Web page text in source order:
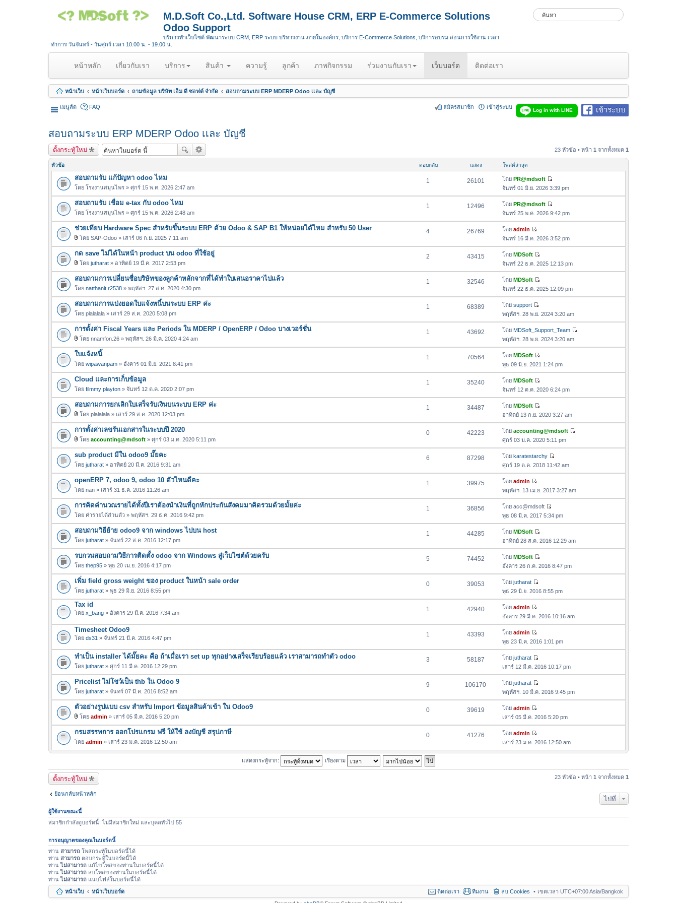
M.D.Soft Co.,Ltd. Software House CRM, ERP E-Commerce Solutions
Odoo Support
บริการทำเว็บไซต์ พัฒนาระบบ CRM, ERP ระบบ บริหารงาน ภายในองค์กร, บริการ E-Commerce Solutions, บริการอบรม สอนการใช้งาน เวลา
ทำการ วันจันทร์ - วันศุกร์ เวลา 10.00 น. - 19.00 น.
หน้าหลัก(
u
r
t
)
เกี่ยวกับเรา บริการ สินค้า ความรู้ ลูกค้า ภาพกิจกรรม ร่วมงานกับเรา เว็บบอร์ด ติดต่อเรา
หน้าเว็บ หน้าเว็บบอร์ด ถามข้อมูล บริษัท เอ็ม ดี ซอฟต์ จำกัด สอบถามระบบ ERP MDERP Odoo เเละ บัญชี
เมนูลัด เข้าระบบ
Log in with LINE
FAQ เข้าสู่ระบบ
สมัครสมาชิก
สอบถามระบบ ERP MDERP Odoo เเละ บัญชี
ตั้งกระทู้ใหม่ 23 หัวข้อ • หน้า 1 จากทั้งหมด 1
หัวข้อ ตอบกลับ แสดง โพสต์ล่าสุด
สอบถามรับ แก้ปัญหา odoo ไหม
โดย โรงงานสมุนไพร » ศุกร์ 15 พ.ค. 2026 2:47 am
1 26101 โดย PR@mdsoft
ดู
ข้
ค
ว
ม
ล่
สุ
จันทร์ 01 มิ.ย. 2026 3:39 pm
สอบถามรับ เชื่อม e-tax กับ odoo ไหม
โดย โรงงานสมุนไพร » ศุกร์ 15 พ.ค. 2026 2:48 am
1 12496 โดย PR@mdsoft
ดู
ข้
ค
ว
ม
ล่
สุ
จันทร์ 25 พ.ค. 2026 9:42 pm
ช่วยเทียบ Hardware Spec สำหรับขึ้นระบบ ERP ด้วย Odoo & SAP B1 ให้หน่อยได้ไหม สำหรับ 50 User
ฟ
ล์
แ
น
บ
โดย SAP-Odoo » เสาร์ 06 ก.ย. 2025 7:11 am
4 26769 โดย admin
ดู
ข้
อ
ค
ว
า
ม
ล่
า
สุ
จันทร์ 16 มี.ค. 2026 3:52 pm
กด save ไม่ได้ในหน้า product บน odoo ที่ใช้อยู่
ฟ
ล์
แ
น
บ
โดย jutharat » อาทิตย์ 19 มี.ค. 2017 2:53 pm
2 43415 โดย MDSoft
ดู
ข้
ค
ว
ม
ล่
า
สุ
จันทร์ 22 ธ.ค. 2025 12:13 pm
สอบถามการเปลี่ยนชื่อบริษัทของลูกค้าหลักจากที่ได้ทำใบเสนอราคาไปแล้ว
โดย natthanit.r2538 » พฤหัสฯ. 27 ส.ค. 2020 4:30 pm
1 32546 โดย MDSoft
ดู
ข้
ค
ว
า
ม
ล่
สุ
จันทร์ 22 ธ.ค. 2025 12:09 pm
สอบถามการแบ่งยอดใบแจ้งหนี้บนระบบ ERP ค่ะ
โดย plalalala » เสาร์ 29 ส.ค. 2020 5:08 pm
1 68389 โดย support
ดู
ข้
อ
ค
ว
า
ม
ล่
า
สุ
พฤหัสฯ. 28 พ.ย. 2024 3:20 am
การตั้งค่า Fiscal Years และ Periods ใน MDERP / OpenERP / Odoo บางเวอร์ชั่น
ฟ
ล์
แ
น
บ
โดย nnamfon.26 » พฤหัสฯ. 26 มี.ค. 2020 4:24 am
1 43692 โดย MDSoft_Support_Team
ข้
ว
ล่
พฤหัสฯ. 28 พ.ย. 2024 3:20 am
ใบแจ้งหนี้
โดย wipawanpam » อังคาร 01 มิ.ย. 2021 8:41 pm
1 70564 โดย MDSoft
ดู
ข้
ค
ว
ม
ล่
า
สุ
พุธ 09 มิ.ย. 2021 1:24 pm
Cloud และการเก็บข้อมูล
โดย filmmy playton » จันทร์ 12 ต.ค. 2020 2:07 pm
1 35240 โดย MDSoft
ดู
ข้
ค
ว
า
ม
ล่
า
สุ
จันทร์ 12 ต.ค. 2020 6:24 pm
สอบถามการยกเลิกใบเสร็จรับเงินบนระบบ ERP ค่ะ
ฟ
ล์
แ
น
บ
โดย plalalala » เสาร์ 29 ส.ค. 2020 12:03 pm
1 34487 โดย MDSoft
ดู
ข้
อ
ค
ว
า
ม
ล่
สุ
อาทิตย์ 13 ก.ย. 2020 3:27 am
การตั้งค่าเลขรันเอกสารในระบบปี 2020
ฟ
ล์
แ
น
บ
โดย accounting@mdsoft » ศุกร์ 03 ม.ค. 2020 5:11 pm
0 42223 โดย accounting@mdsoft
ข้
ว
ม
ล่
ศุกร์ 03 ม.ค. 2020 5:11 pm
sub product มีใน odoo9 มั๊ยคะ
โดย jutharat » อาทิตย์ 20 มี.ค. 2016 9:31 am
6 87298 โดย karatestarchy
ดู
ข้
ค
ว
ม
ล่
สุ
ศุกร์ 19 ต.ค. 2018 11:42 am
openERP 7, odoo 9, odoo 10 ตัวไหนดีคะ
โดย nan » เสาร์ 31 ธ.ค. 2016 11:26 am
1 39975 โดย admin
ดู
ข้
อ
ค
ว
า
ม
ล่
า
สุ
พฤหัสฯ. 13 เม.ย. 2017 3:27 am
การคิดคำนวณรายได้ทั้งปีเราต้องนำเงินที่ถูกหักประกันสังคมมาคิดรวมด้วยมั้ยค่ะ
โดย ค่ารายได้ส่วนตัว » พฤหัสฯ. 29 ธ.ค. 2016 9:42 pm
1 36856 โดย acc@mdsoft
ดู
ข้
ค
ว
ม
ล่
สุ
พุธ 08 มี.ค. 2017 5:34 pm
สอบถามวิธีย้าย odoo9 จาก windows ไปบน host
โดย jutharat » จันทร์ 22 ส.ค. 2016 12:17 pm
1 44285 โดย MDSoft
ดู
ข้
ค
ว
ม
ล่
สุ
อาทิตย์ 28 ส.ค. 2016 12:29 am
รบกวนสอบถามวิธีการติดตั้ง odoo จาก Windows สู่เว็บไซต์ด้วยครับ
โดย thep95 » พุธ 20 เม.ย. 2016 4:17 pm
5 74452 โดย MDSoft
ดู
ข้
ค
ว
ม
ล่
สุ
อังคาร 26 ก.ค. 2016 8:47 pm
เพิ่ม field gross weight ของ product ในหน้า sale order
โดย jutharat » พุธ 29 มิ.ย. 2016 8:55 pm
0 39053 โดย jutharat
ดู
ข้
ค
ว
ม
ล่
สุ
พุธ 29 มิ.ย. 2016 8:55 pm
Tax id
โดย x_bang » อังคาร 29 มี.ค. 2016 7:34 am 1 42940 โดย admin
ดู
ข้
ค
ว
า
ม
ล่
า
สุ
อังคาร 29 มี.ค. 2016 10:16 am
Timesheet Odoo9
โดย ds31 » จันทร์ 21 มี.ค. 2016 4:47 pm 1 43393 โดย admin
ดู
ข้
อ
ค
ว
า
ม
ล่
สุ
พุธ 23 มี.ค. 2016 1:01 pm
ทำเป็น installer ได้มั๊ยคะ คือ ถ้าเมื่อเรา set up ทุกอย่างเสร็จเรียบร้อยแล้ว เราสามารถทำตัว odoo
โดย jutharat » ศุกร์ 11 มี.ค. 2016 12:29 pm
3 58187 โดย jutharat
ดู
ข้
ค
ว
ม
ล่
สุ
ด
เสาร์ 12 มี.ค. 2016 10:17 pm
Pricelist ไม่โชว์เป็น thb ใน Odoo 9
โดย jutharat » จันทร์ 07 มี.ค. 2016 8:52 am
9 106170 โดย jutharat
ดู
ข้
ค
ว
ม
ล่
สุ
พฤหัสฯ. 10 มี.ค. 2016 9:45 pm
ตัวอย่างรูปแบบ csv สำหรับ Import ข้อมูลสินค้าเข้า ใน Odoo9
ฟ
ล์
แ
บ
โดย admin » เสาร์ 05 มี.ค. 2016 5:20 pm
0 39619 โดย admin
ดู
ข้
ค
ว
ม
เสาร์ 05 มี.ค. 2016 5:20 pm
กรมสรรพการ ออกโปรแกรม ฟรี ให้ใช้ ลงบัญชี สรุปภาษี
โดย admin » เสาร์ 23 ม.ค. 2016 12:50 am
0 41276 โดย admin
ดู
ข้
เสาร์ 23 ม.ค. 2016 12:50 am
แสดงกระทู้จาก: เรียงตาม
ตั้งกระทู้ใหม่ 23 หัวข้อ • หน้า 1 จากทั้งหมด 1
ย้อนกลับหน้าหลัก
ไปที่
ผู้ใช้งานขณะนี้
สมาชิกกำลังดูบอร์ดนี้: ไม่มีสมาชิกใหม่ และบุคลทั่วไป 55
การอนุญาตของคุณในบอร์ดนี้
ท่าน สามารถ โพสกระทู้ในบอร์ดนี้ได้
ท่าน สามารถ ตอบกระทู้ในบอร์ดนี้ได้
ท่านไม่สามารถ แก้ไขโพสของท่านในบอร์ดนี้ได้
ท่านไม่สามารถ ลบโพสของท่านในบอร์ดนี้ได้
ท่านไม่สามารถ แนบไฟล์ในบอร์ดนี้ได้
หน้าเว็บ
หน้าเว็บบอร์ด เขตเวลา UTC+07:00 Asia/Bangkok
ลบ Cookies
ทีมงาน
ติดต่อเรา